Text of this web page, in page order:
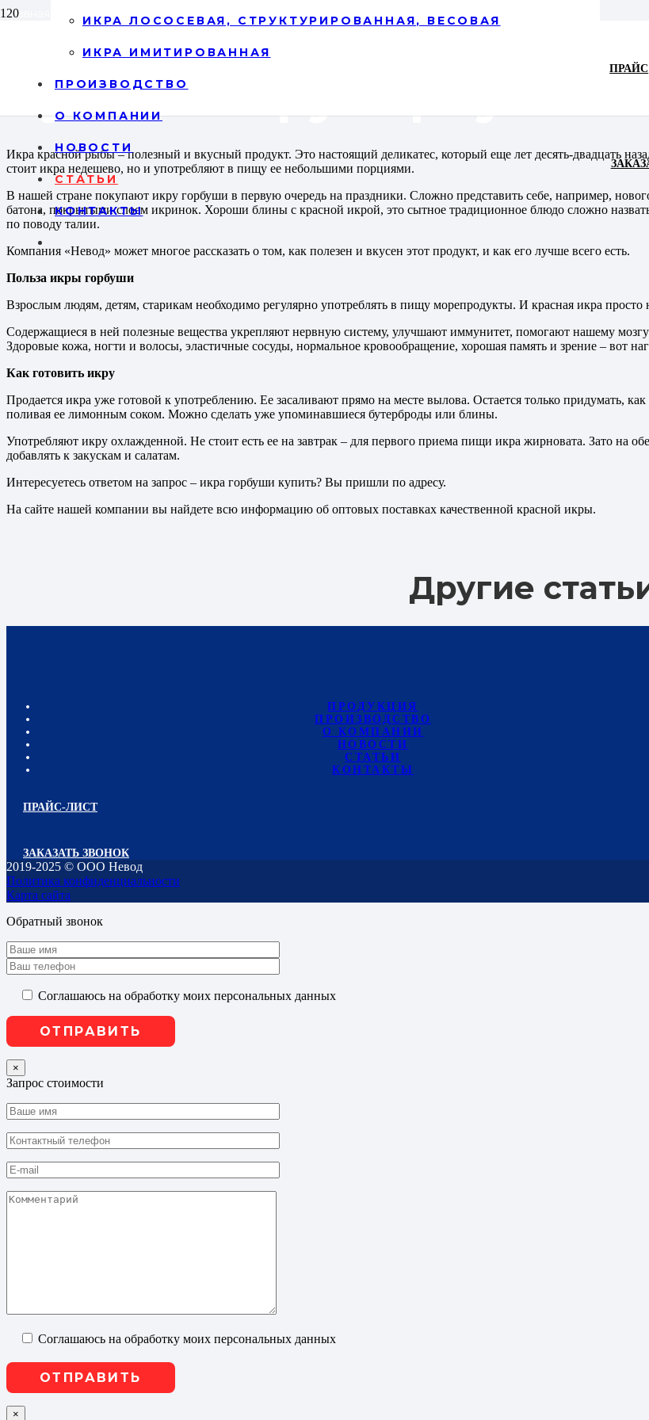
ИКРА ЛОСОСЕВАЯ, СТРУКТУРИРОВАННАЯ, ВЕСОВАЯ
ИКРА ИМИТИРОВАННАЯ
ПРОИЗВОДСТВО
О КОМПАНИИ
НОВОСТИ
СТАТЬИ
КОНТАКТЫ
ПРАЙС
Главная Статьи/Купить икру горбуши
Купить икру горбуши
Икра красной рыбы – полезный и вкусный продукт. Это настоящий деликатес, который еще лет десять-двадцать
стоит икра недешево, но и употребляют в пищу ее небольшими порциями.
В нашей стране покупают икру горбуши в первую очередь на праздники. Сложно представить себе, например,
батона, покрытыми слоем икринок. Хороши блины с красной икрой, это сытное традиционное блюдо сложно
по поводу талии.
Компания «Невод» может многое рассказать о том, как полезен и вкусен этот продукт, и как его лучше всего есть.
Польза икры горбуши
Взрослым людям, детям, старикам необходимо регулярно употреблять в пищу морепродукты. И красная икра просто
Содержащиеся в ней полезные вещества укрепляют нервную систему, улучшают иммунитет, помогают нашему
Здоровые кожа, ногти и волосы, эластичные сосуды, нормальное кровообращение, хорошая память и зрение – вот
Как готовить икру
Продается икра уже готовой к употреблению. Ее засаливают прямо на месте вылова. Остается только придумать,
поливая ее лимонным соком. Можно сделать уже упоминавшиеся бутерброды или блины.
Употребляют икру охлажденной. Не стоит есть ее на завтрак – для первого приема пищи икра жирновата. Зато
добавлять к закускам и салатам.
Интересуетесь ответом на запрос – икра горбуши купить? Вы пришли по адресу.
На сайте нашей компании вы найдете всю информацию об оптовых поставках качественной красной икры.
Другие
ПРОДУКЦИЯ
ПРОИЗВОДСТВО
О КОМПАНИИ
НОВОСТИ
СТАТЬИ
КОНТАКТЫ
ПРАЙС-ЛИСТ
ЗАКАЗАТЬ ЗВОНОК
2019-2025 © ООО Невод
Политика конфиденциальности
Карта сайта
Обратный звонок
Соглашаюсь на обработку моих персональных данных
×
Запрос стоимости
Соглашаюсь на обработку моих персональных данных
×